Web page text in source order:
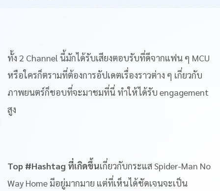
ทั้ง 2 Channel นี้มักได้รับเสียงตอบรับที่ดีจากแฟน ๆ MCU
หรือใครก็ตรามที่ต้องการอัปเดตเรื่องราวต่าง ๆ เกี่ยวกับ
ภาพยนตร์ก็ชอบที่จะมาชมที่นี่ ทำให้ได้รับ engagement
สูง
Top #Hashtag ที่เกิดขึ้นเกี่ยวกับกระแส Spider-Man No
Way Home มีอยู่มากมาย แต่ที่เห็นได้ชัดเจนจะเป็น